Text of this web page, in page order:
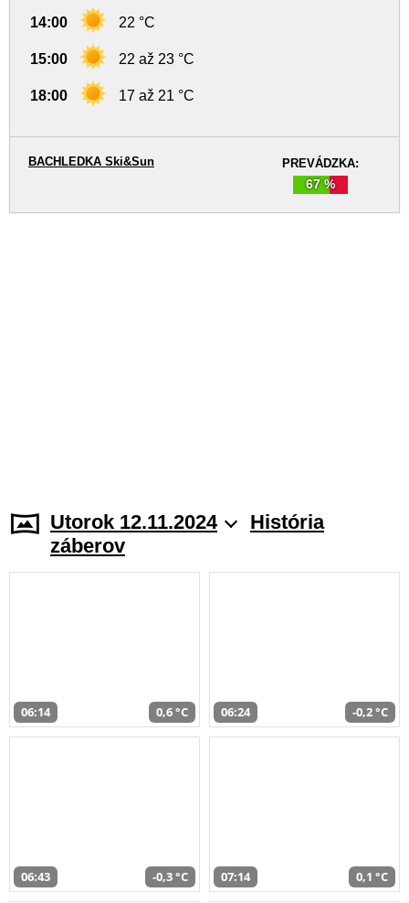
14:00 22 °C
15:00 22 až 23 °C
18:00 17 až 21 °C
PREVÁDZKA:
67 %
BACHLEDKA Ski&Sun
Utorok 12.11.2024
História
záberov
06:14 0,6 °C 06:24 -0,2 °C
06:43 -0,3 °C 07:14 0,1 °C